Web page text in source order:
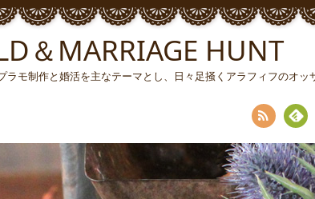
＆MARRIAGE HUNT
モ制作と婚活を主なテーマとし、日々足掻くアラフィフのオ
RSS Fee
dly